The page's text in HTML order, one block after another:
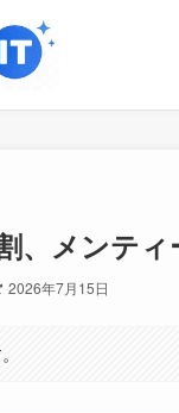
、メンテ
2026年7月15日